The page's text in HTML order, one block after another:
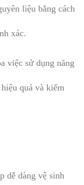
liệu bằng cách
xác.
việc sử dụng năng
quả và kiểm
dễ dàng vệ sinh